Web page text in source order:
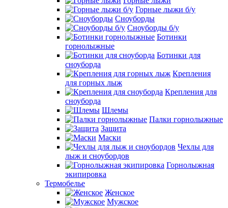
Горные лыжи б/у
Сноуборды
Сноуборды б/у
Ботинки
горнолыжные
Ботинки для
сноуборда
Крепления
для горных лыж
Крепления для
сноуборда
Шлемы
Палки горнолыжные
Защита
Маски
Чехлы для
лыж и сноубордов
Горнолыжная
экипировка
Термобелье
Женское
Мужское